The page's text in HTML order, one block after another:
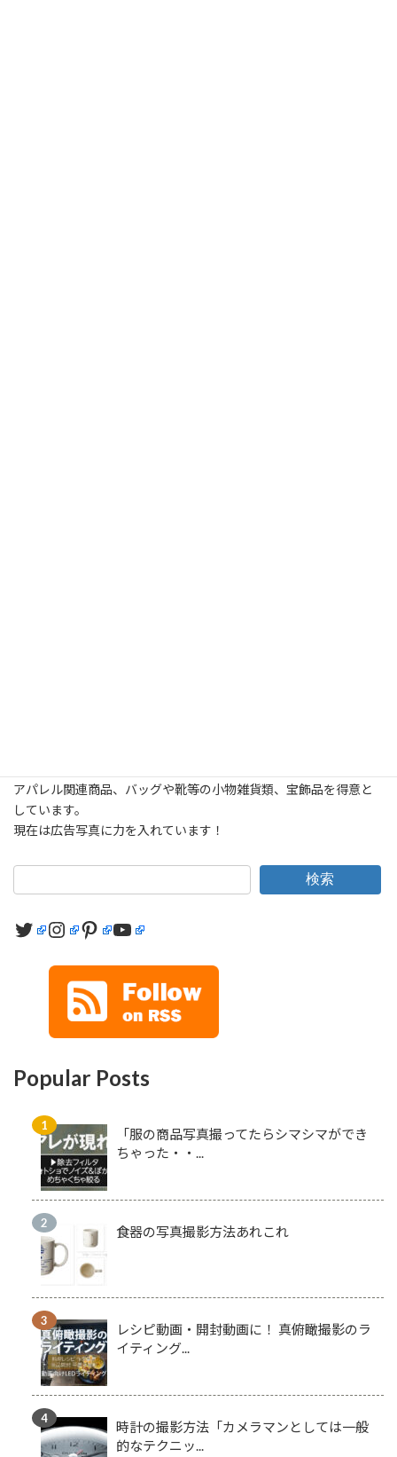
アパレル関連商品、バッグや靴等の小物雑貨類、宝飾品を得意と
しています。
現在は広告写真に力を入れています！
検索
Twitter
Instagram
Pinterest
YouTube
Popular Posts
「服の商品写真撮ってたらシマシマができ
ちゃった・・...
食器の写真撮影方法あれこれ
レシピ動画・開封動画に！ 真俯瞰撮影のラ
イティング...
時計の撮影方法「カメラマンとしては一般
的なテクニッ...